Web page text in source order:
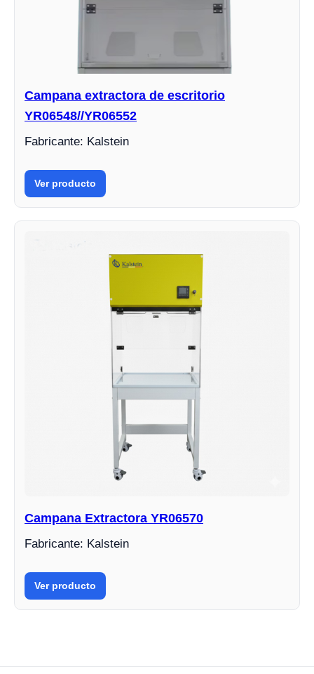
Campana extractora de escritorio
YR06548//YR06552
Fabricante: Kalstein
Ver producto
Campana Extractora YR06570
Fabricante: Kalstein
Ver producto